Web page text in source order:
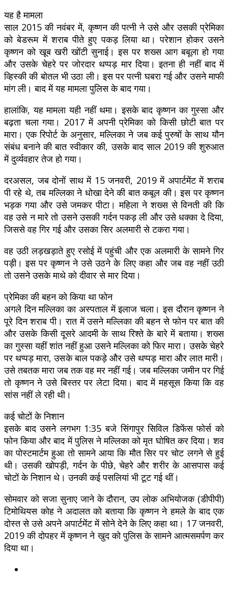
यह है मामला
साल 2015 की नवंबर में, कृष्णन की पत्नी ने उसे और उसकी प्रेमिका
को बेडरूम में शराब पीते हुए पकड़ लिया था। परेशान होकर उसने
कृष्णन को खूब खरी खोंटी सुनाई। इस पर शख्स आग बबूला हो गया
और उसके चेहरे पर जोरदार थप्पड़ मार दिया। इतना ही नहीं बाद में
व्हिस्की की बोतल भी उठा ली। इस पर पत्नी घबरा गई और उसने माफी
मांग ली। बाद में यह मामला पुलिस के बाद गया।
हालांकि, यह मामला यही नहीं थमा। इसके बाद कृष्णन का गुस्सा और
बढ़ता चला गया। 2017 में अपनी प्रेमिका को किसी छोटी बात पर
मारा। एक रिपोर्ट के अनुसार, मल्लिका ने जब कई पुरुषों के साथ यौन
संबंध बनाने की बात स्वीकार की, उसके बाद साल 2019 की शुरुआत
में दुर्व्यवहार तेज हो गया।
दरअसल, जब दोनों साथ में 15 जनवरी, 2019 में अपार्टमेंट में शराब
पी रहे थे, तब मल्लिका ने धोखा देने की बात कबूल की। इस पर कृष्णन
भड़क गया और उसे जमकर पीटा। महिला ने शख्स से विनती की कि
वह उसे न मारे तो उसने उसकी गर्दन पकड़ ली और उसे धक्का दे दिया,
जिससे वह गिर गई और उसका सिर अलमारी से टकरा गया।
वह उठी लड़खड़ाते हुए रसोई में पहुंची और एक अलमारी के सामने गिर
पड़ी। इस पर कृष्णन ने उसे उठने के लिए कहा और जब वह नहीं उठी
तो उसने उसके माथे को दीवार से मार दिया।
प्रेमिका की बहन को किया था फोन
अगले दिन मल्लिका का अस्पताल में इलाज चला। इस दौरान कृष्णन ने
पूरे दिन शराब पी। रात में उसने मल्लिका की बहन से फोन पर बात की
और उसके किसी दूसरे आदमी के साथ रिश्ते के बारे में बताया। शख्स
का गुस्सा यहीं शांत नहीं हुआ उसने मल्लिका को फिर मारा। उसके चेहरे
पर थप्पड़ मारा, उसके बाल पकड़े और उसे थप्पड़ मारा और लात मारी।
उसे तबतक मारा जब तक वह मर नहीं गई। जब मल्लिका जमीन पर गिई
तो कृष्णन ने उसे बिस्तर पर लेटा दिया। बाद में महसूस किया कि वह
सांस नहीं ले रही थी।
कई चोटों के निशान
इसके बाद उसने लगभग 1:35 बजे सिंगापुर सिविल डिफेंस फोर्स को
फोन किया और बाद में पुलिस ने मल्लिका को मृत घोषित कर दिया। शव
का पोस्टमार्टम हुआ तो सामने आया कि मौत सिर पर चोट लगने से हुई
थी। उसकी खोपड़ी, गर्दन के पीछे, चेहरे और शरीर के आसपास कई
चोटों के निशान थे। उनकी कई पसलियां भी टूट गई थीं।
सोमवार को सजा सुनाए जाने के दौरान, उप लोक अभियोजक (डीपीपी)
टिमोथियस कोह ने अदालत को बताया कि कृष्णन ने हमले के बाद एक
दोस्त से उसे अपने अपार्टमेंट में सोने देने के लिए कहा था। 17 जनवरी,
2019 की दोपहर में कृष्णन ने खुद को पुलिस के सामने आत्मसमर्पण कर
दिया था।